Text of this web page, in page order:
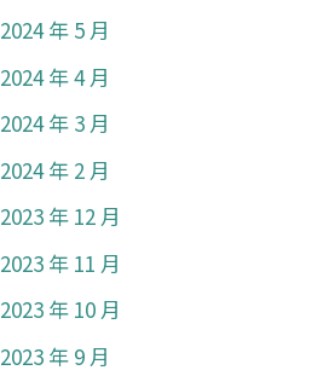
2024 年 5 月
2024 年 4 月
2024 年 3 月
2024 年 2 月
2023 年 12 月
2023 年 11 月
2023 年 10 月
2023 年 9 月